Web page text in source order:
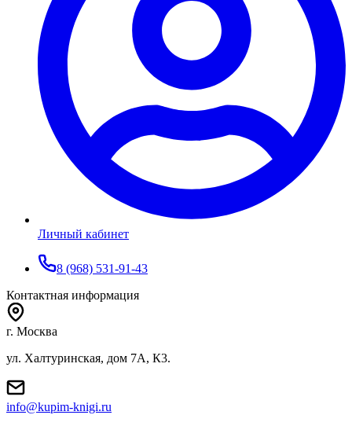
Личный кабинет
8 (968) 531-91-43
Контактная информация
г. Москва
ул. Халтуринская, дом 7А, К3.
info@kupim-knigi.ru